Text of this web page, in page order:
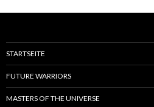
STARTSEITE
FUTURE WARRIORS
MASTERS OF THE UNIVERSE